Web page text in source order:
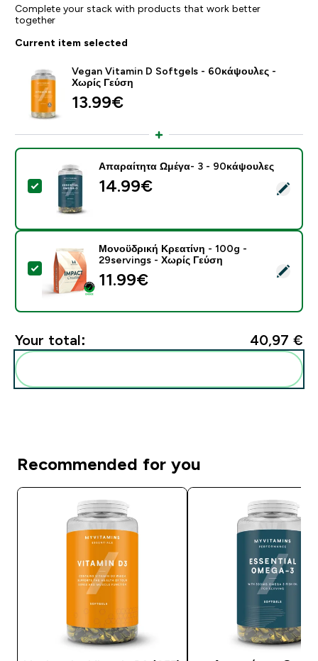
Complete your stack with products that work better
together
Current item selected
Vegan Vitamin D Softgels - 60κάψουλες -
Χωρίς Γεύση
13.99€‎
Select this product - Απαραίτητα Ωμέγα- 3 -
Απαραίτητα Ωμέγα- 3 - 90κάψουλες
14.99€‎
Select this product - Μονοϋδρική Κρεατίνη - 100g -
Μονοϋδρική Κρεατίνη - 100g -
29servings - Χωρίς Γεύση
11.99€‎
Your total: 40,97 €‎
Recommended for you